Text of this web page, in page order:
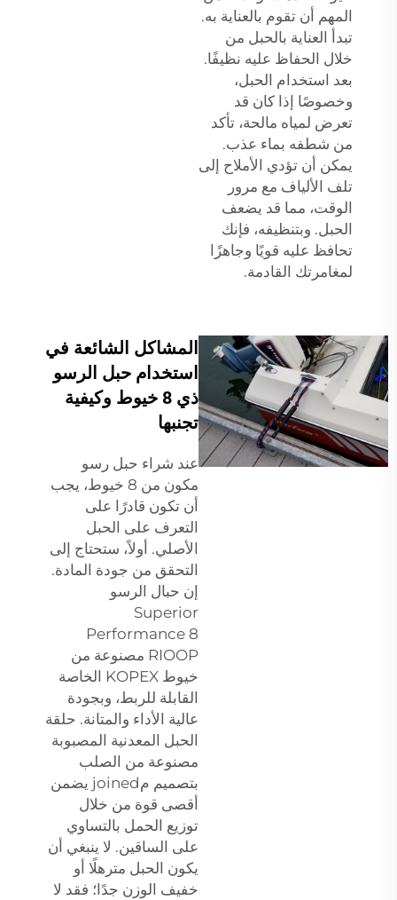
المهم أن تقوم بالعناية به.
تبدأ العناية بالحبل من
خلال الحفاظ عليه نظيفًا.
بعد استخدام الحبل،
وخصوصًا إذا كان قد
تعرض لمياه مالحة، تأكد
من شطفه بماء عذب.
يمكن أن تؤدي الأملاح إلى
تلف الألياف مع مرور
الوقت، مما قد يضعف
الحبل. وبتنظيفه، فإنك
تحافظ عليه قويًا وجاهزًا
لمغامرتك القادمة.
المشاكل الشائعة في
استخدام حبل الرسو
ذي 8 خيوط وكيفية
تجنبها
عند شراء حبل رسو
مكون من 8 خيوط، يجب
أن تكون قادرًا على
التعرف على الحبل
الأصلي. أولاً، ستحتاج إلى
التحقق من جودة المادة.
إن حبال الرسو
Superior
Performance 8
RIOOP مصنوعة من
خيوط KOPEX الخاصة
القابلة للربط، وبجودة
عالية الأداء والمتانة. حلقة
الحبل المعدنية المصبوبة
مصنوعة من الصلب
بتصميم مjoined يضمن
أقصى قوة من خلال
توزيع الحمل بالتساوي
على الساقين. لا ينبغي أن
يكون الحبل مترهلًا أو
خفيف الوزن جدًا؛ فقد لا